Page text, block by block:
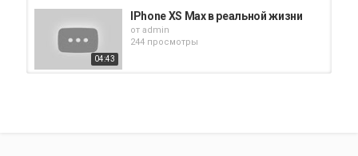
04:43
IPhone XS Max в реальной жизни
от admin
244 просмотры